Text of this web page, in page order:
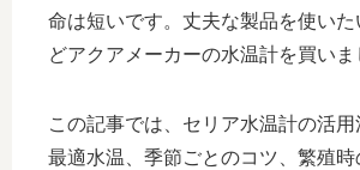
命は短いです。丈夫な製品を使い
どアクアメーカーの水温計を買いま
この記事では、セリア水温計の活
最適水温、季節ごとのコツ、繁殖時